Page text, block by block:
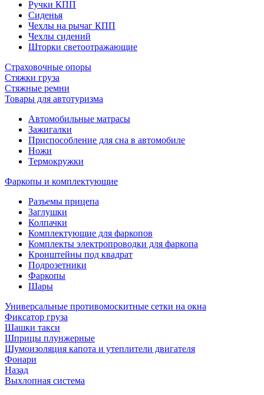
Ручки КПП
Сиденья
Чехлы на рычаг КПП
Чехлы сидений
Шторки светоотражающие
Страховочные опоры
Стяжки груза
Стяжные ремни
Товары для автотуризма
Автомобильные матрасы
Зажигалки
Приспособление для сна в автомобиле
Ножи
Термокружки
Фаркопы и комплектующие
Разъемы прицепа
Заглушки
Колпачки
Комплектующие для фаркопов
Комплекты электропроводки для фаркопа
Кронштейны под квадрат
Подрозетники
Фаркопы
Шары
Универсальные противомоскитные сетки на окна
Фиксатор груза
Шашки такси
Шприцы плунжерные
Шумоизоляция капота и утеплители двигателя
Фонари
Назад
Выхлопная система